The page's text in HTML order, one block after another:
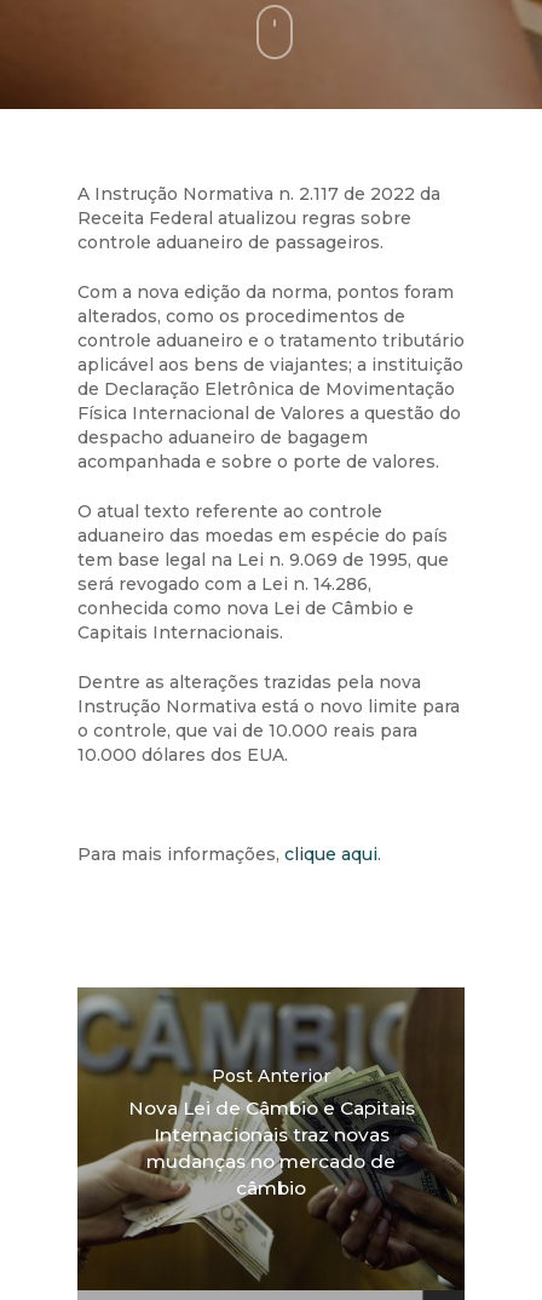
A Instrução Normativa n. 2.117 de 2022 da
Receita Federal atualizou regras sobre
controle aduaneiro de passageiros.
Com a nova edição da norma, pontos foram
alterados, como os procedimentos de
controle aduaneiro e o tratamento tributário
aplicável aos bens de viajantes; a instituição
de Declaração Eletrônica de Movimentação
Física Internacional de Valores a questão do
despacho aduaneiro de bagagem
acompanhada e sobre o porte de valores.
O atual texto referente ao controle
aduaneiro das moedas em espécie do país
tem base legal na Lei n. 9.069 de 1995, que
será revogado com a Lei n. 14.286,
conhecida como nova Lei de Câmbio e
Capitais Internacionais.
Dentre as alterações trazidas pela nova
Instrução Normativa está o novo limite para
o controle, que vai de 10.000 reais para
10.000 dólares dos EUA.
Para mais informações, clique aqui.
Post Anterior
Nova Lei de Câmbio e Capitais
Internacionais traz novas
mudanças no mercado de
câmbio